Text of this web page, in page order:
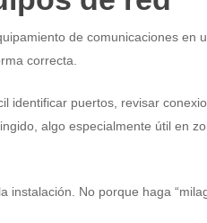
de comunicaciones en
correcta.
identificar puertos, revisar
algo especialmente útil en
No porque haga